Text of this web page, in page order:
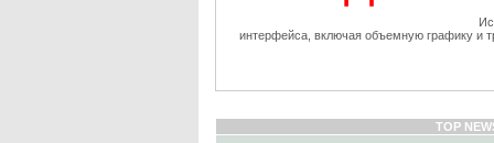
интерфейса, включая объемную графику и
TOP